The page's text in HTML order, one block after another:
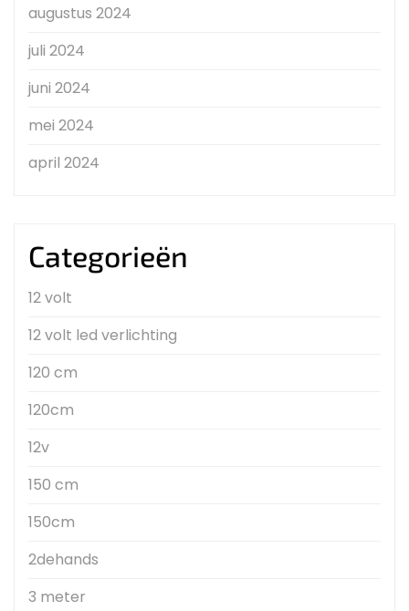
augustus 2024
juli 2024
juni 2024
mei 2024
april 2024
Categorieën
12 volt
12 volt led verlichting
120 cm
120cm
12v
150 cm
150cm
2dehands
3 meter